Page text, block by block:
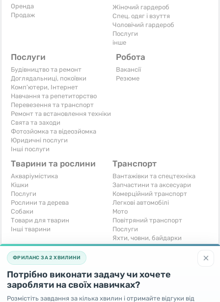
Оренда
Продаж
Жіночий гардероб
Спец. одяг і взуття
Чоловічий гардероб
Послуги
інше
Послуги
Будівництво та ремонт
Доглядальниці, покоївки
Комп'ютери, Інтернет
Навчання та репетиторство
Перевезення та транспорт
Ремонт та встановлення техніки
Свята та заходи
Фотозйомка та відеозйомка
Юридичні послуги
Інші послуги
Робота
Вакансії
Резюме
Тварини та рослини
Акваріумістика
Кішки
Послуги
Рослини та дерева
Собаки
Товари для тварин
Інші тварини
Транспорт
Вантажівки та спецтехніка
Запчастини та аксесуари
Комерційний транспорт
Легкові автомобілі
Мото
Повітряний транспорт
Послуги
Яхти, човни, байдарки
Інші транспортні засоби
Хобі та відпочинок
Книги та журнали
Музичні інструменти
Полювання та рибальство
Спорт і відпочинок
Готовий бізнес
Устаткування для бізнесу
Iнше
×
ФРИЛАНС ЗА 2 ХВИЛИНИ
Потрібно виконати задачу чи хочете
заробляти на своїх навичках?
Розмістіть завдання за кілька хвилин і отримайте відгуки від